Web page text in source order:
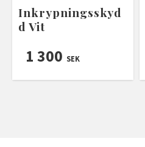
Inkrypningsskyd
d Vit
1 300 SEK